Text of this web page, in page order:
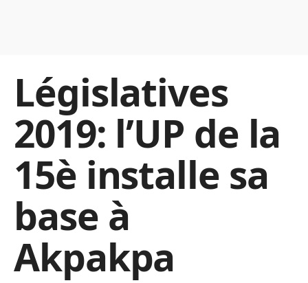
Législatives
2019: l’UP de la
15è installe sa
base à
Akpakpa